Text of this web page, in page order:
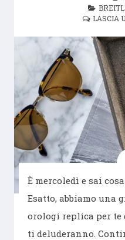
LASCIA
È mercoledì e sai
Esatto, abbiamo una
orologi replica per te
ti deluderanno.